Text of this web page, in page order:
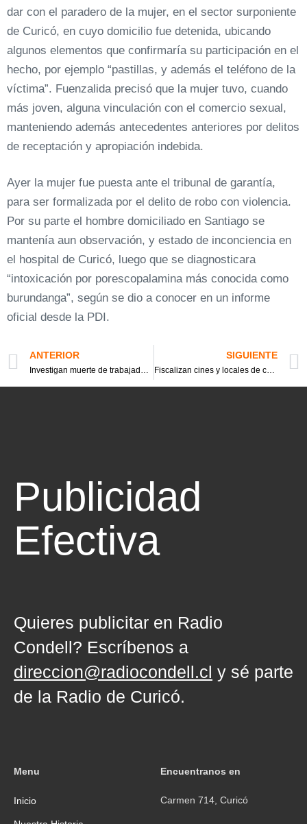
dar con el paradero de la mujer, en el sector surponiente
de Curicó, en cuyo domicilio fue detenida, ubicando
algunos elementos que confirmaría su participación en el
hecho, por ejemplo “pastillas, y además el teléfono de la
víctima”. Fuenzalida precisó que la mujer tuvo, cuando
más joven, alguna vinculación con el comercio sexual,
manteniendo además antecedentes anteriores por delitos
de receptación y apropiación indebida.
Ayer la mujer fue puesta ante el tribunal de garantía,
para ser formalizada por el delito de robo con violencia.
Por su parte el hombre domiciliado en Santiago se
mantenía aun observación, y estado de inconciencia en
el hospital de Curicó, luego que se diagnosticara
“intoxicación por porescopalamina más conocida como
burundanga”, según se dio a conocer en un informe
oficial desde la PDI.
ANTERIOR SIGUIENTE
Fiscalizan cines y locales de comidas rápidas por vacaciones de invierno
Publicidad
Efectiva
Quieres publicitar en Radio
Condell? Escríbenos a
direccion@radiocondell.cl y sé parte
de la Radio de Curicó.
Menu
Inicio
Encuentranos en
Carmen 714, Curicó